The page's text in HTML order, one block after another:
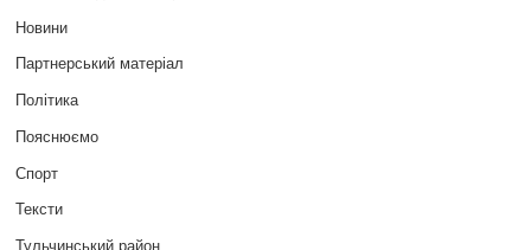
Новини
Партнерський матеріал
Політика
Пояснюємо
Спорт
Тексти
Тульчинський район